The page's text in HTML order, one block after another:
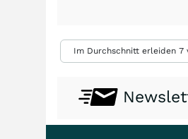
Im Durchschnitt erleiden 7